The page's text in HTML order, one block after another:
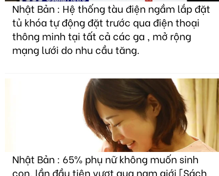
Nhật Bản : Hệ thống tàu điện ngầm lắp đặt
tủ khóa tự động đặt trước qua điện thoại
thông minh tại tất cả các ga , mở rộng
mạng lưới do nhu cầu tăng.
Nhật Bản : 65% phụ nữ không muốn sinh
con, lần đầu tiên vượt qua nam giới [Sách